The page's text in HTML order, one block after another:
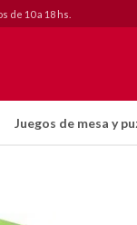
Juegos de mesa y
de 10 a 18 hs.